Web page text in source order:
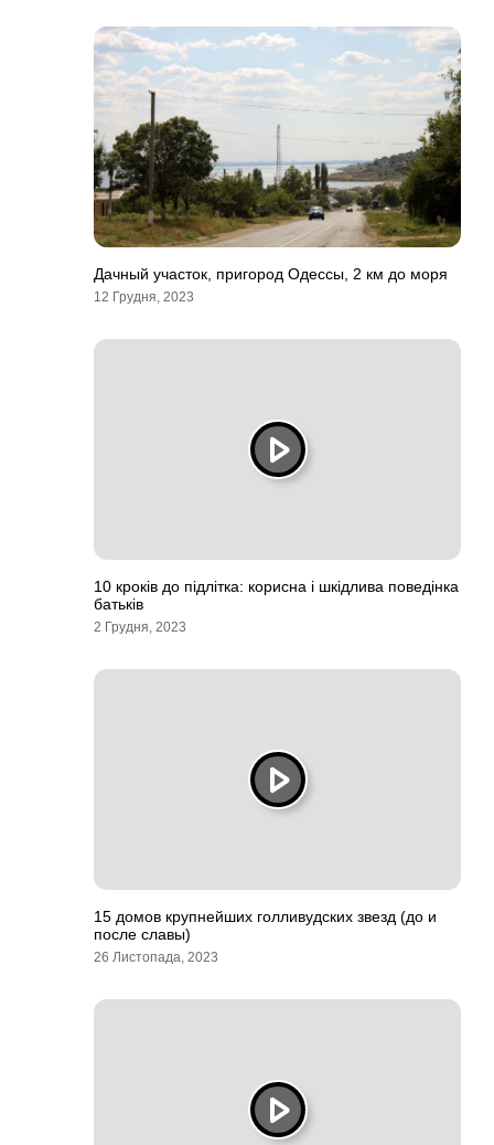
Дачный участок, пригород Одессы, 2 км до моря
12 Грудня, 2023
10 кроків до підлітка: корисна і шкідлива поведінка
батьків
2 Грудня, 2023
15 домов крупнейших голливудских звезд (до и
после славы)
26 Листопада, 2023